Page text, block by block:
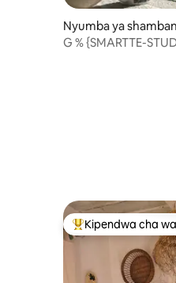
Nyumba ya
Castellane
G % {SMARTTE-
Kipendwa maarufu
Kipendwa cha